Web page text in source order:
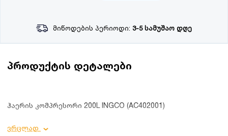
მიწოდების პერიოდი: 3-5 სამუშაო დღე
პროდუქტის დეტალები
ჰაერის კომპრესორი 200L INGCO (AC402001)
პროდუქტის დეტალები:
ვრცლად